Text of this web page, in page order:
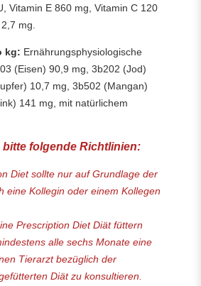
Vitamin E 860 mg, Vitamin C 120
mg.
kg: Ernährungsphysiologische
(Eisen) 90,9 mg, 3b202 (Jod)
10,7 mg, 3b502 (Mangan)
141 mg, mit natürlichem
bitte folgende Richtlinien:
Diet sollte nur auf Grundlage der
eine Kollegin oder einem Kollegen
Prescription Diet Diät füttern
alle sechs Monate eine
Tierarzt bezüglich der
Diät zu konsultieren.